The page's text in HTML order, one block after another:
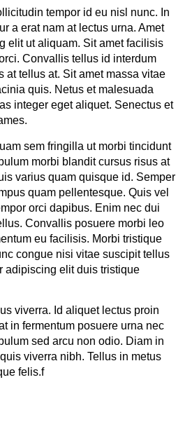
tempor id eu nisl nunc. In
a erat nam at lectus urna. Amet
elit ut aliquam. Sit amet facilisis
Convallis tellus id interdum
at tellus at. Sit amet massa vitae
quis. Netus et malesuada
integer eget aliquet. Senectus et
sem fringilla ut morbi tincidunt
morbi blandit cursus risus at
varius quam quisque id. Semper
quam pellentesque. Quis vel
orci dapibus. Enim nec dui
Convallis posuere morbi leo
eu facilisis. Morbi tristique
congue nisi vitae suscipit tellus
adipiscing elit duis tristique
viverra. Id aliquet lectus proin
in fermentum posuere urna nec
sed arcu non odio. Diam in
viverra nibh. Tellus in metus
felis.f